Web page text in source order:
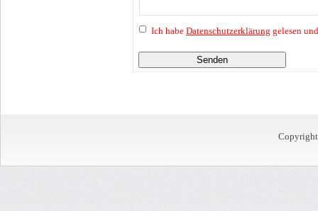
Ich habe Datenschutzerklärung gelesen
Senden